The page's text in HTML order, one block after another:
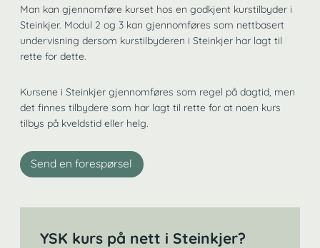
Man kan gjennomføre kurset hos en godkjent kurstilbyder i
Steinkjer. Modul 2 og 3 kan gjennomføres som nettbasert
undervisning dersom kurstilbyderen i Steinkjer har lagt til
rette for dette.
Kursene i Steinkjer gjennomføres som regel på dagtid, men
det finnes tilbydere som har lagt til rette for at noen kurs
tilbys på kveldstid eller helg.
Send en forespørsel
YSK kurs på nett i Steinkjer?